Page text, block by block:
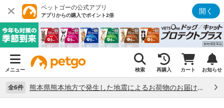
ペットゴーの公式アプリ
アプリからの購入でポイント2倍 開く
メニュー 検索 再購入 カート お知らせ
全6件 熊本県熊本地方で発生した地震によるお荷物のお届け状況について （7/28）